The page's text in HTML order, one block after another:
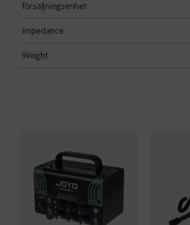
försäljningsenhet
Impedance
Weight